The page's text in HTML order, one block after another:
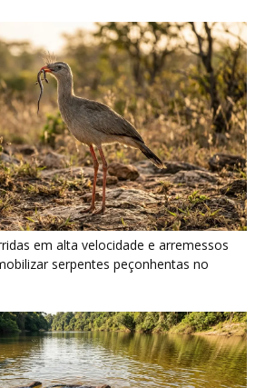
coletiva com vocalização subaquática
rios rasos da Amazônia